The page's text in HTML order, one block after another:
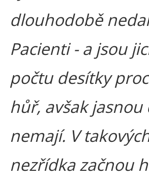
dlouhodobě
Pacienti - a jsou
počtu desítky
hůř, avšak
nemají. V
nezřídka začnou